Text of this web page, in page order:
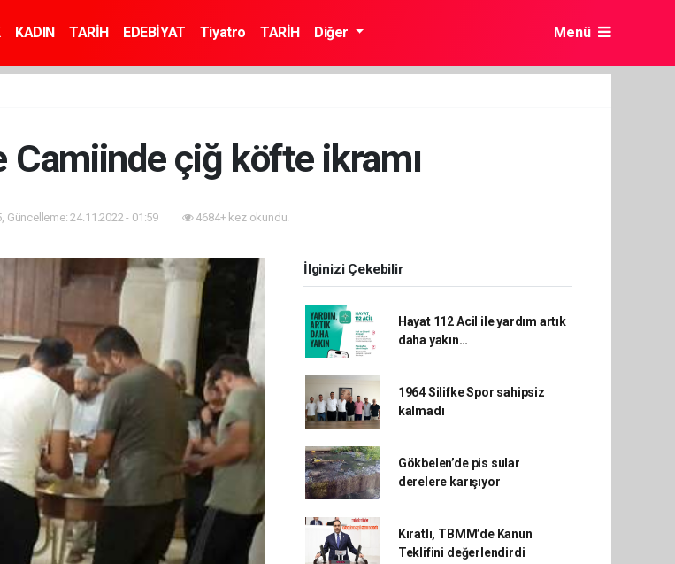
KADIN TARİH EDEBİYAT Tiyatro TARİH Diğer Menü
Camiinde çiğ köfte ikramı
Güncelleme: 24.11.2022 - 01:59 4684+ kez okundu.
İlginizi Çekebilir
Hayat 112 Acil ile yardım artık
daha yakın…
1964 Silifke Spor sahipsiz
kalmadı
Gökbelen’de pis sular
derelere karışıyor
Kıratlı, TBMM’de Kanun
Teklifini değerlendirdi